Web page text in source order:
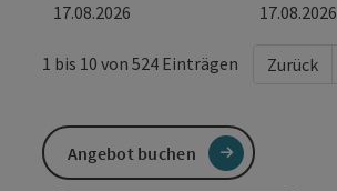
17.08.2026 17.08.2026
1 bis 10 von 524 Einträgen Zurück
Angebot buchen